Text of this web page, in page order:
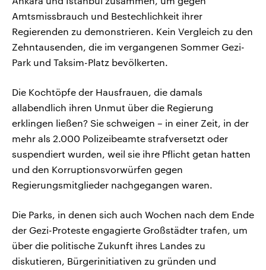
Amtsmissbrauch und Bestechlichkeit ihrer
Regierenden zu demonstrieren. Kein Vergleich zu den
Zehntausenden, die im vergangenen Sommer Gezi-
Park und Taksim-Platz bevölkerten.
Die Kochtöpfe der Hausfrauen, die damals
allabendlich ihren Unmut über die Regierung
erklingen ließen? Sie schweigen – in einer Zeit, in der
mehr als 2.000 Polizeibeamte strafversetzt oder
suspendiert wurden, weil sie ihre Pflicht getan hatten
und den Korruptionsvorwürfen gegen
Regierungsmitglieder nachgegangen waren.
Die Parks, in denen sich auch Wochen nach dem Ende
der Gezi-Proteste engagierte Großstädter trafen, um
über die politische Zukunft ihres Landes zu
diskutieren, Bürgerinitiativen zu gründen und